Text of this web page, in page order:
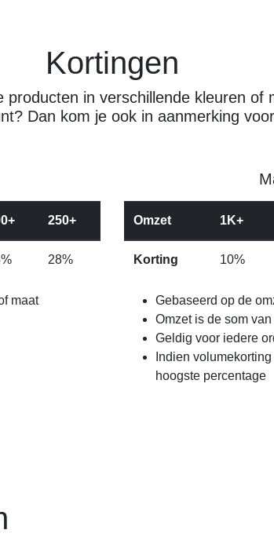
Kortingen
in verschillende kleuren of
Dan kom je ook in aanmerking
250+
28%
maat
Omzet 1K+
Korting 10%
Gebaseerd op de
Omzet is de som
Geldig voor iedere
Indien
hoogste percentage